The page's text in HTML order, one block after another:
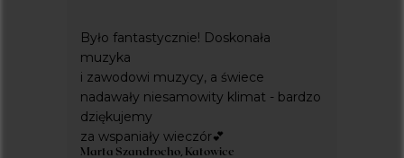
Było fantastycznie! Doskonała
muzyka
i zawodowi muzycy, a świece
nadawały niesamowity klimat - bardzo
dziękujemy
za wspaniały wieczór💕
Marta Szandrocho, Katowice
+48 22 699 99 40
INFO@KICKET.COM
INNE ZAPYTANIA:
+48 576 337 833
EVERLIGHT.CONCERTS@GMAIL.COM
Dodatkowe